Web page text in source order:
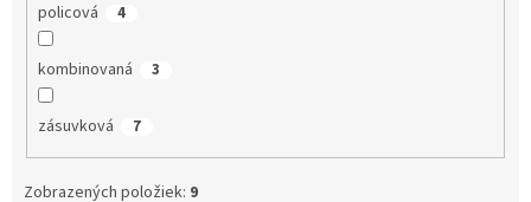
policová 4
kombinovaná 3
zásuvková 7
Zobrazených položiek: 9